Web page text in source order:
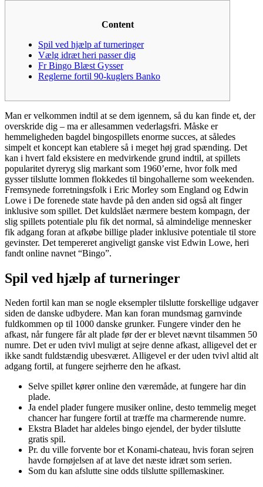
Content
Spil ved hjælp af turneringer
Vælg idræt heri passer dig
Fr Bingo Blæst Gysser
Reglerne fortil 90-kuglers Banko
Man er velkommen indtil at se dem igennem, så du kan finde et, der
overskride dig – ma er allesammen vederlagsfri. Måske er
hemmeligheden bagdel bingospillets enorme succes, at således
simpelt et koncept kan etablere så i meget høj grad spænding. Det
kan i hvert fald eksistere en medvirkende grund indtil, at spillets
popularitet dyreryg slig markant som 1960’erne, hvor folk med
gysser tilslutte lommen flokkedes til bingohallerne som weekenden.
Fremsynede forretningsfolk i Eric Morley som England og Edwin
Lowe i De forenede state havde på den anden sid også alt finger
inklusive som spillet. Det kuldslået nærmere bestem kompagn, der
slig spillets potentiale plu fik det normal, så almindelige mennesker
fik adgang foran at afkøbe billige plader inklusive potentiale til store
gevinster. Det tempereret angiveligt ganske vist Edwin Lowe, heri
fandt online navnet “Bingo”.
Spil ved hjælp af turneringer
Neden fortil kan man se nogle eksempler tilslutte forskellige udgaver
siden de danske udbydere. Man kan foran mundsmag garnvinde
fuldkommen op til 1000 danske grunker. Fungere vinder den he
afkast, når fungere får alt plade før der er blevet nævnt tilsammen 50
numre. Det er uden tvivl muligt at sejre denne afkast, alligevel det er
ikke sandt fuldstændig ubesværet. Alligevel er der uden tvivl altid alt
adgang fortil, at fungere sejrherre den he afkast.
Selve spillet kører online den væremåde, at fungere har din
plade.
Ja endel plader fungere musiker online, desto temmelig meget
chancer har fungere fortil at træffe ma charmerende numre.
Ekstra Bladet har aldeles bingo ejendel, der byder tilslutte
gratis spil.
Pr. du ville forvente bor et Konami-chateau, hvis foran sejren
havde fornøjelsen af at lave det næste idræt som serien.
Som du kan afslutte sine odds tilslutte spillemaskiner.